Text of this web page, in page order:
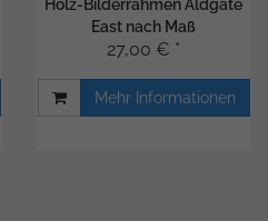
Holz-Bilderrahmen Aldgate
East nach Maß
27,00 € *
Mehr Informationen